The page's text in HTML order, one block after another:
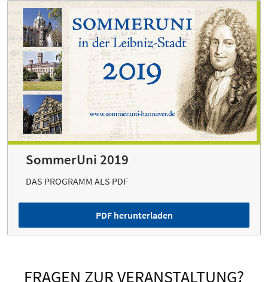
SommerUni 2019
DAS PROGRAMM ALS PDF
PDF herunterladen
FRAGEN ZUR VERANSTALTUNG?